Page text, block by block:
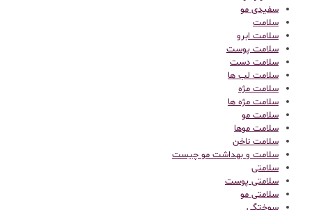
سفیدی مو
سلامت
سلامت ابرو
سلامت پوست
سلامت دست
سلامت لب ها
سلامت مژه
سلامت مژه ها
سلامت مو
سلامت موها
سلامت ناخن
سلامت و بهداشت مو چیست
سلامتی
سلامتی پوست
سلامتی مو